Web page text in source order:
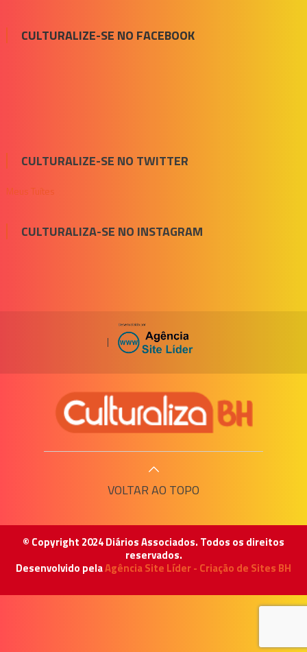
CULTURALIZE-SE NO FACEBOOK
CULTURALIZE-SE NO TWITTER
Meus Tuítes
CULTURALIZA-SE NO INSTAGRAM
|
VOLTAR AO TOPO
© Copyright 2024 Diários Associados. Todos os direitos
reservados.
Desenvolvido pelaAgência Site Líder - Criação de Sites BH